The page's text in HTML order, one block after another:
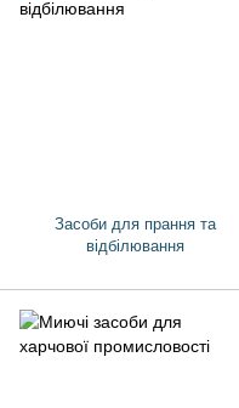
Засоби для прання та
відбілювання